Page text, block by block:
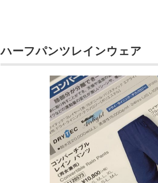
ハーフパンツレインウェア